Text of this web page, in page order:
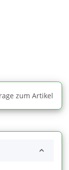
zum Artikel